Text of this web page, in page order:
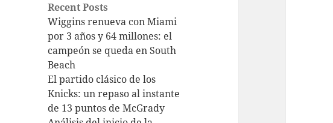
Recent Posts
Wiggins renueva con Miami
por 3 años y 64 millones: el
campeón se queda en South
Beach
El partido clásico de los
Knicks: un repaso al instante
de 13 puntos de McGrady